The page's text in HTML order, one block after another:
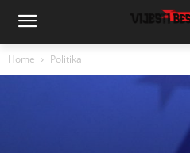
Home Politika